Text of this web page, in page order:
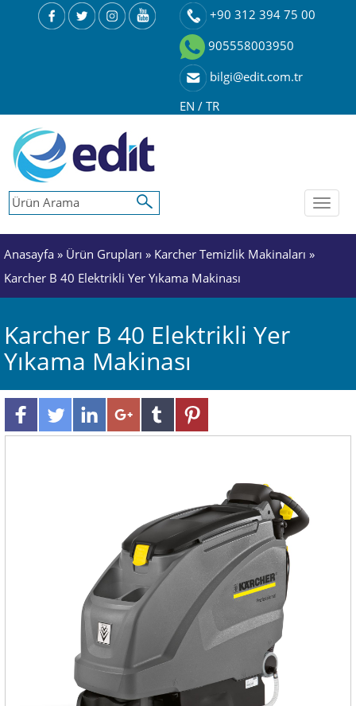
+90 312 394 75 00
905558003950
bilgi@edit.com.tr
EN / TR
Toggle
Anasayfa » Ürün Grupları » Karcher Temizlik Makinaları »
Karcher B 40 Elektrikli Yer Yıkama Makinası
Karcher B 40 Elektrikli Yer
Yıkama Makinası